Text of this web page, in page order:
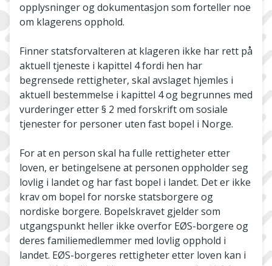
opplysninger og dokumentasjon som forteller noe
om klagerens opphold.
Finner statsforvalteren at klageren ikke har rett på
aktuell tjeneste i kapittel 4 fordi hen har
begrensede rettigheter, skal avslaget hjemles i
aktuell bestemmelse i kapittel 4 og begrunnes med
vurderinger etter § 2 med forskrift om sosiale
tjenester for personer uten fast bopel i Norge.
For at en person skal ha fulle rettigheter etter
loven, er betingelsene at personen oppholder seg
lovlig i landet og har fast bopel i landet. Det er ikke
krav om bopel for norske statsborgere og
nordiske borgere. Bopelskravet gjelder som
utgangspunkt heller ikke overfor EØS-borgere og
deres familiemedlemmer med lovlig opphold i
landet. EØS-borgeres rettigheter etter loven kan i